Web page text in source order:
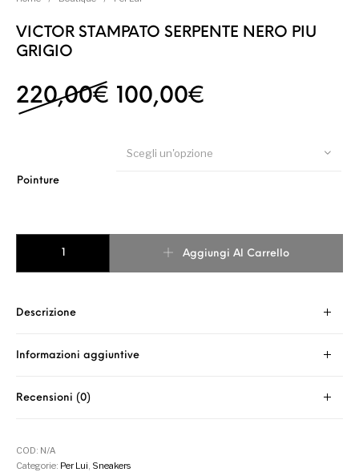
VICTOR STAMPATO SERPENTE NERO PIU
GRIGIO
220,00€ Il prezzo originale
100,00€
Pointure
Scegli un'opzione
Aggiungi Al Carrello
Descrizione
Informazioni aggiuntive
Recensioni (0)
COD: N/A
Categorie: Per Lui Sneakers